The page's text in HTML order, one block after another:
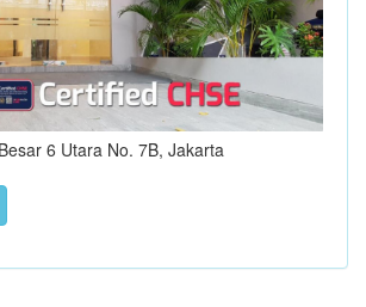
6 Utara No. 7B, Jakarta